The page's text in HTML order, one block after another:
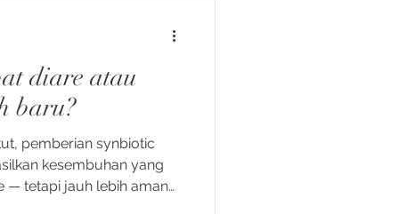
diare atau
baru?
pemberian synbiotic
kesembuhan yang
— tetapi jauh lebih aman